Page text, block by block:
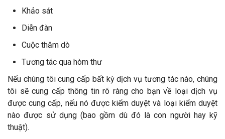
Khảo sát
Diễn đàn
Cuộc thăm dò
Tương tác qua hòm thư
Nếu chúng tôi cung cấp bất kỳ dịch vụ tương tác nào, chúng
tôi sẽ cung cấp thông tin rõ ràng cho bạn về loại dịch vụ
được cung cấp, nếu nó được kiểm duyệt và loại kiểm duyệt
nào được sử dụng (bao gồm dù đó là con người hay kỹ
thuật).